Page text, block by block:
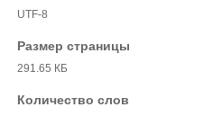
UTF-8
Размер страницы
291.65 КБ
Количество слов